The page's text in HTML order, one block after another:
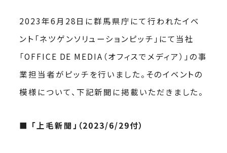
2023年6月28日に群馬県庁にて行われたイベ
ント「ネツゲンソリューションピッチ」にて当社
「OFFICE DE MEDIA（オフィスでメディア）」の事
業担当者がピッチを行いました。そのイベントの
模様について、下記新聞に掲載いただきました。
■ 「上毛新聞」（2023/6/29付）